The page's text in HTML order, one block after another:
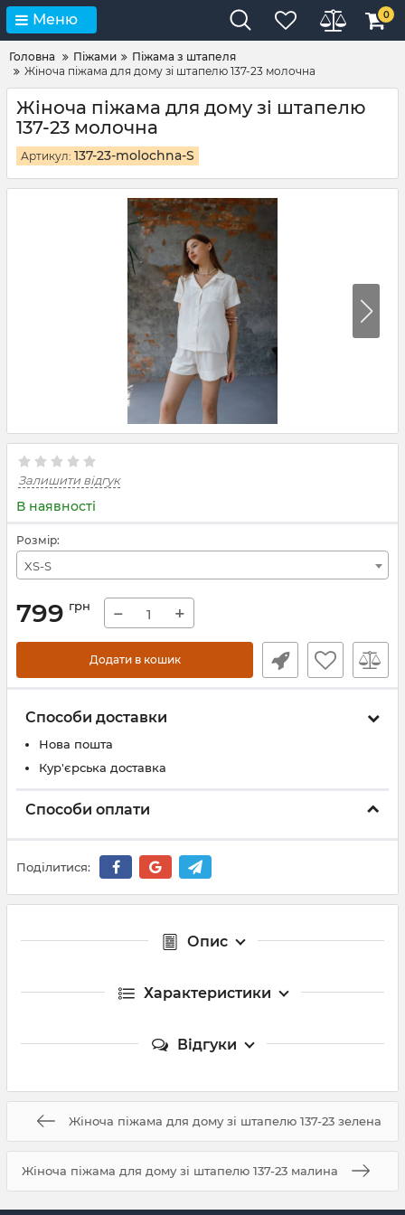
Меню 0
Головна Піжами
Піжама з штапеля
Жіноча піжама для дому зі штапелю 137-23 молочна
Жіноча піжама для дому зі штапелю
137-23 молочна
Артикул: 137-23-molochna-S
Залишити відгук
В наявності
Розмір:
XS-S
799 грн − +
Додати в кошик
Способи доставки
Нова пошта
Кур'єрська доставка
Способи оплати
Поділитися:
Опис
Характеристики
Відгуки
Жіноча піжама для дому зі штапелю 137-23 зелена
Жіноча піжама для дому зі штапелю 137-23 малина